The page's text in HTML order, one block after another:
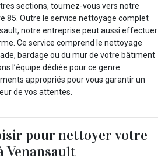
sections, tournez-vous vers notre
85. Outre le service nettoyage complet
notre entreprise peut aussi effectuer
Ce service comprend le nettoyage
bardage ou du mur de votre bâtiment
l’équipe dédiée pour ce genre
appropriés pour vous garantir un
de vos attentes.
pour nettoyer votre
Venansault